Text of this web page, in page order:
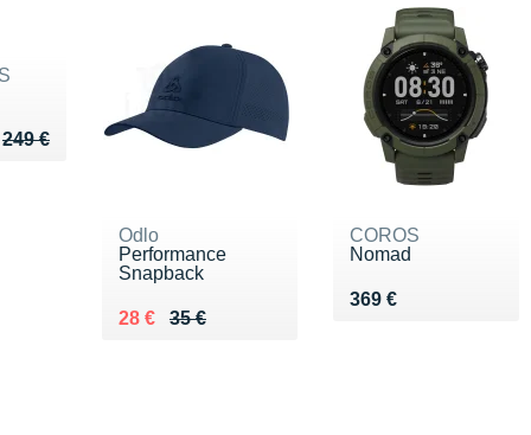
249 €249 €
€
Odlo
Performance
Snapback
35 €
Au lieu de 35 €
28 €
Vendu 28 €
COROS
Nomad
369 €
Vendu 369 €